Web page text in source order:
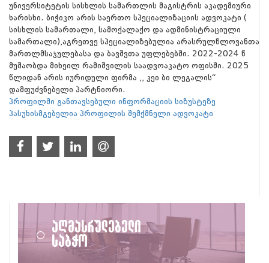
უნივერსიტეტის სისხლის სამართლის მაგისტრის აკადემიური
ხარისხი. ბიჭიკო არის საერთო სპეციალიზაციის ადვოკატი (
სისხლის სამართალი, სამოქალაქო და ადმინისტრაციული
სამართალი),აგრეთვე სპეციალიზებულია არასრულწლოვანთა
მართლმსაჯულებასა და ბავშვთა უფლებებში. 2022-2024 წ
მუშაობდა მიხეილ რამიშვილის საადვოაკატო ოფისში. 2025
წლიდან არის იურიდული ფირმა ,, კეი ბი ლეგალის“
დამფუძვნებელი პარტნიორი.
პროფილში განთავსებული ინფორმაციის სიზუსტეზე
პასუხისმგებელია პროფილის შემქმნელი ადვოკატი
აღმასრულებელი
საბჭო